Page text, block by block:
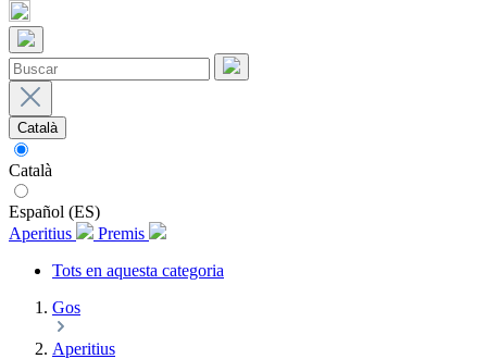
Català
Català
Español (ES)
Aperitius
Premis
Tots en aquesta categoria
Gos
Aperitius